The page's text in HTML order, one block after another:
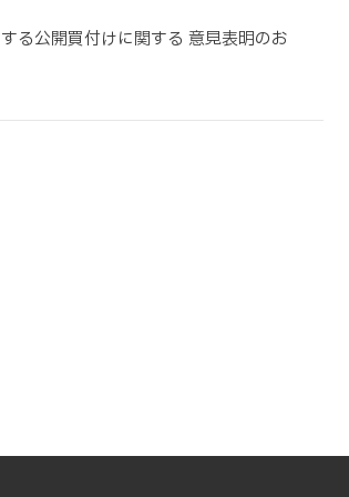
る公開買付けに関する 意見表明のお